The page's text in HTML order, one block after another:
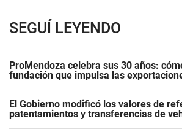
SEGUÍ LEYENDO
ProMendoza celebra sus 30 años:
fundación que impulsa las
El Gobierno modificó los valores de
patentamientos y transferencias de